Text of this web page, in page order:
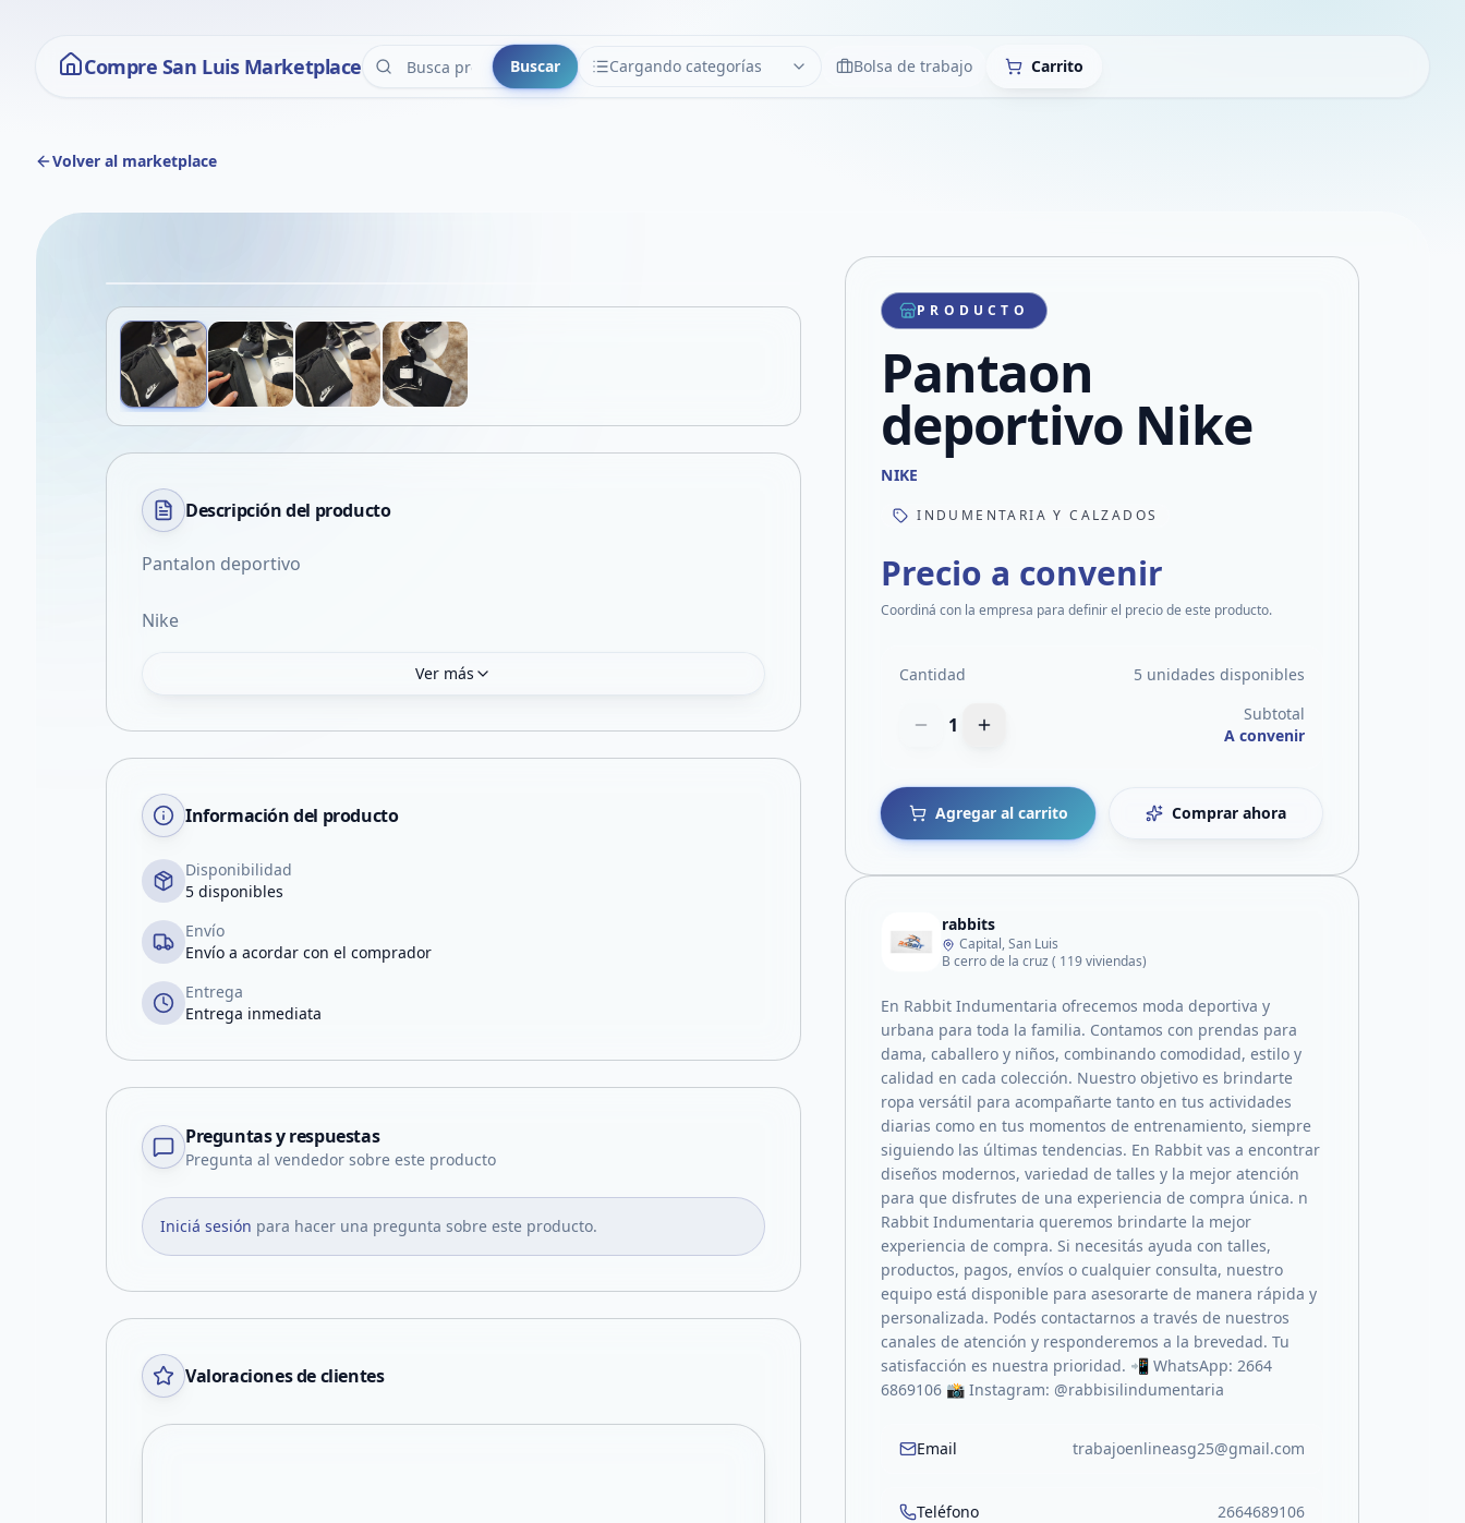
Compre San Luis Marketplace Buscar Cargando categorías
CATEGORÍAS LimpiarBolsa de trabajo Carrito
Volver al marketplace
Compartir producto
Compartir por WhatsApp
Compartir por mail
Compartir en Facebook
Compartir en X
Descripción del producto
Pantalon deportivo
Nike
Ver más
Información del producto
Disponibilidad
5 disponibles
Envío
Envío a acordar con el comprador
Entrega
Entrega inmediata
Preguntas y respuestas
Pregunta al vendedor sobre este producto
Iniciá sesión para hacer una pregunta sobre este producto.
Valoraciones de clientes
PRODUCTO
Pantaon
deportivo Nike
NIKE
INDUMENTARIA Y CALZADOS
Precio a convenir
Coordiná con la empresa para definir el precio de este producto.
Cantidad 5 unidades disponibles
1
Subtotal
A convenir
Agregar al carrito Comprar ahora
rabbits
Capital, San Luis
B cerro de la cruz ( 119 viviendas)
En Rabbit Indumentaria ofrecemos moda deportiva y
urbana para toda la familia. Contamos con prendas para
dama, caballero y niños, combinando comodidad, estilo y
calidad en cada colección. Nuestro objetivo es brindarte
ropa versátil para acompañarte tanto en tus actividades
diarias como en tus momentos de entrenamiento, siempre
siguiendo las últimas tendencias. En Rabbit vas a encontrar
diseños modernos, variedad de talles y la mejor atención
para que disfrutes de una experiencia de compra única. n
Rabbit Indumentaria queremos brindarte la mejor
experiencia de compra. Si necesitás ayuda con talles,
productos, pagos, envíos o cualquier consulta, nuestro
equipo está disponible para asesorarte de manera rápida y
personalizada. Podés contactarnos a través de nuestros
canales de atención y responderemos a la brevedad. Tu
satisfacción es nuestra prioridad. 📲 WhatsApp: 2664
6869106 📸 Instagram: @rabbisilindumentaria
Email trabajoenlineasg25@gmail.com
Teléfono 2664689106